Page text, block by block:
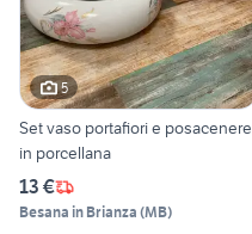
5
Set vaso portafiori e posacenere
in porcellana
13 €
Besana in Brianza (MB)